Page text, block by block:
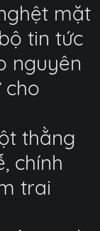
mặt
tin tức
nguyên
cho
thằng
chính
trai